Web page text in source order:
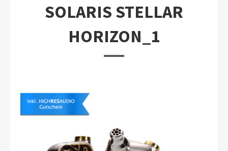
SOLARIS STELLAR
HORIZON_1